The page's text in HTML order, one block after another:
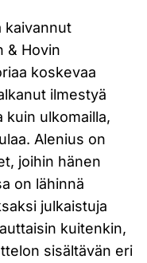
kaivannut
& Hovin
koskevaa
ilmestyä
kuin ulkomailla,
Alenius on
joihin hänen
on lähinnä
julkaistuja
kuitenkin,
sisältävän eri